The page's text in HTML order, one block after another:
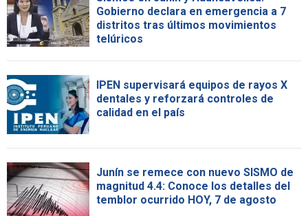
Gobierno declara en emergencia a 7
distritos tras últimos movimientos
telúricos
IPEN supervisará equipos de rayos X
dentales y reforzará controles de
calidad en el país
Junín se remece con nuevo SISMO de
magnitud 4.4: Conoce los detalles del
temblor ocurrido HOY, 7 de agosto